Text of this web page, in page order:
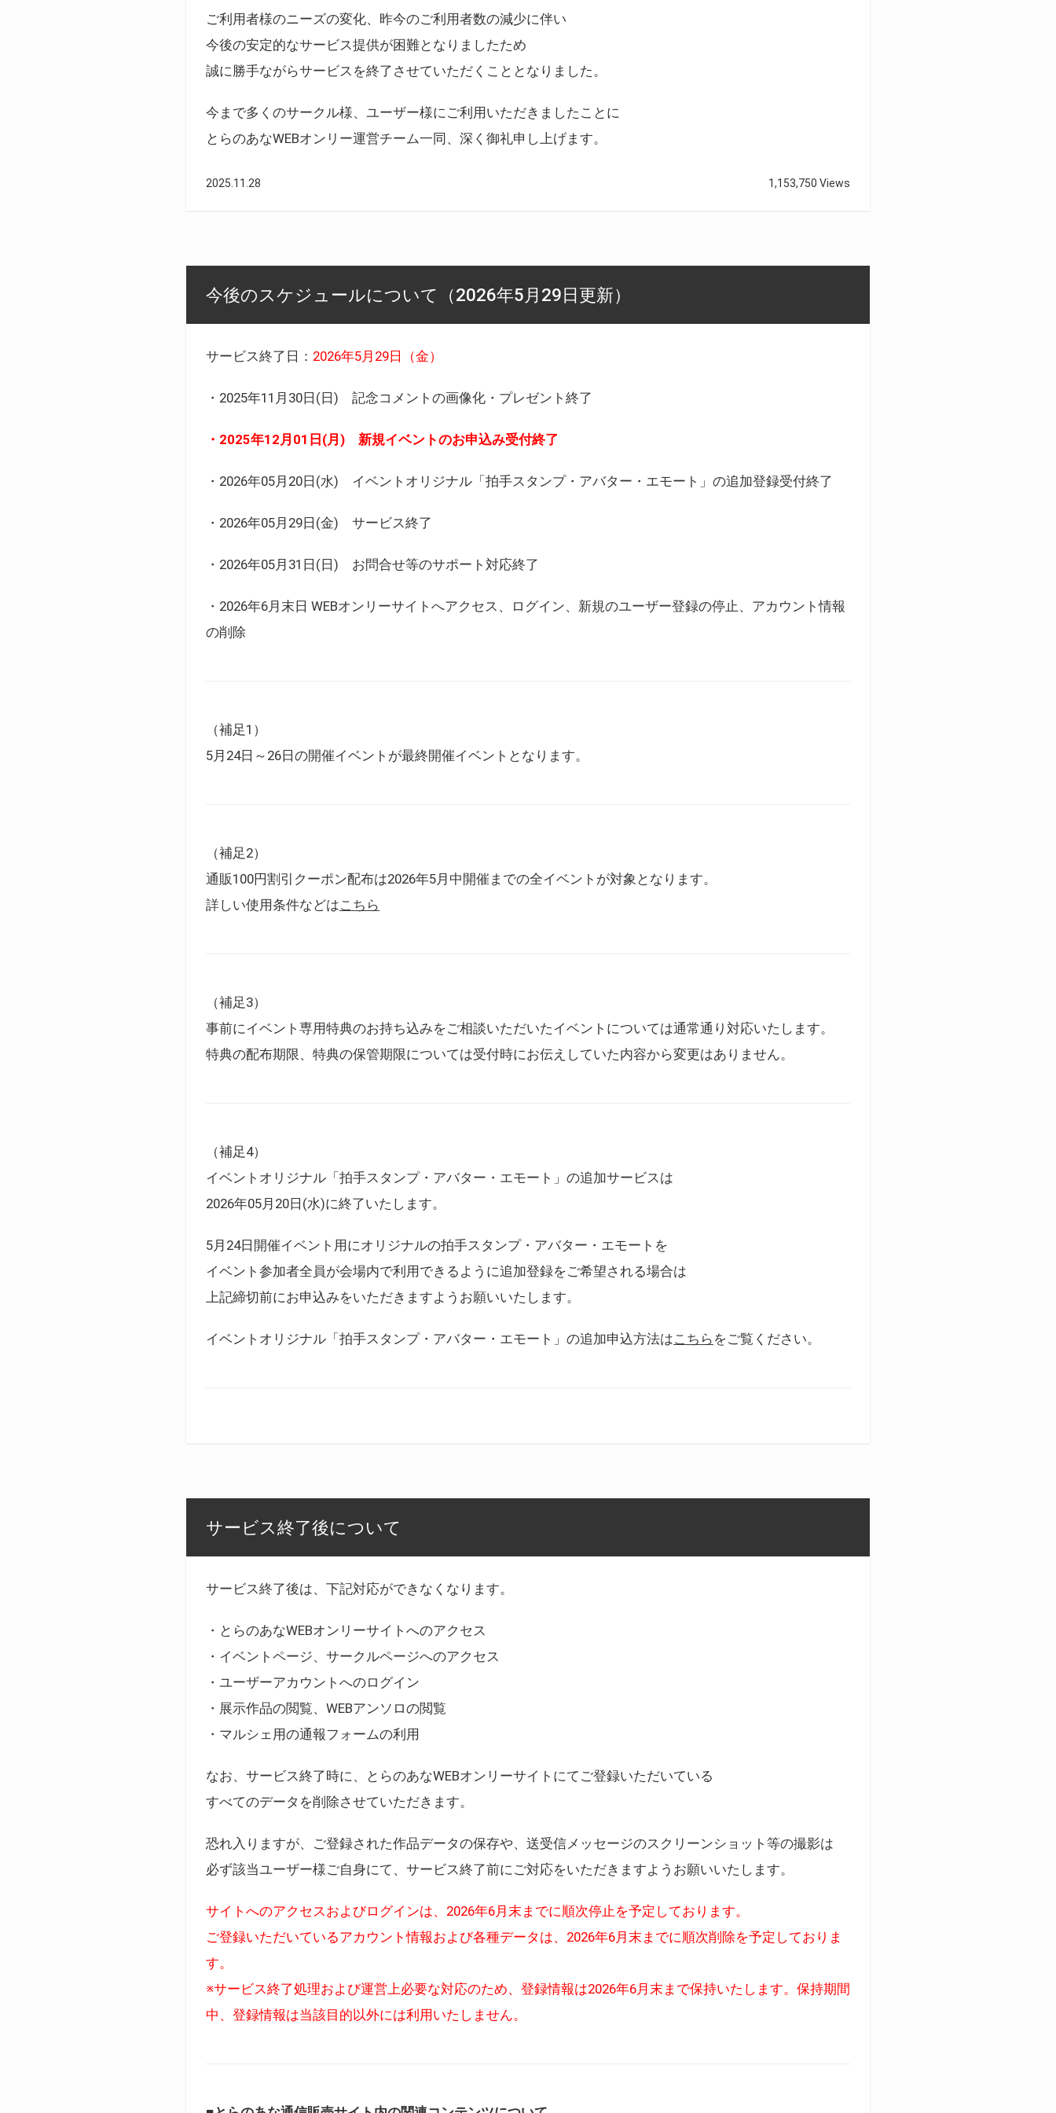
ご利用者様のニーズの変化、昨今のご利用者数の減少に伴い
今後の安定的なサービス提供が困難となりましたため
誠に勝手ながらサービスを終了させていただくこととなりました。
今まで多くのサークル様、ユーザー様にご利用いただきましたことに
とらのあなWEBオンリー運営チーム一同、深く御礼申し上げます。
2025.11.28 1,153,750 Views
今後のスケジュールについて（2026年5月29日更新）
サービス終了日： 2026年5月29日（金）
・2025年11月30日(日) 記念コメントの画像化・プレゼント終了
・2025年12月01日(月) 新規イベントのお申込み受付終了
・2026年05月20日(水) イベントオリジナル「拍手スタンプ・アバター・エモート」の追加登録受付終了
・2026年05月29日(金) サービス終了
・2026年05月31日(日) お問合せ等のサポート対応終了
・2026年6月末日 WEBオンリーサイトへアクセス、ログイン、新規のユーザー登録の停止、アカウント情報
の削除
（補足1）
5月24日～26日の開催イベントが最終開催イベントとなります。
（補足2）
通販100円割引クーポン配布は2026年5月中開催までの全イベントが対象となります。
詳しい使用条件などはこちら
（補足3）
事前にイベント専用特典のお持ち込みをご相談いただいたイベントについては通常通り対応いたします。
特典の配布期限、特典の保管期限については受付時にお伝えしていた内容から変更はありません。
（補足4）
イベントオリジナル「拍手スタンプ・アバター・エモート」の追加サービスは
2026年05月20日(水)に終了いたします。
5月24日開催イベント用にオリジナルの拍手スタンプ・アバター・エモートを
イベント参加者全員が会場内で利用できるように追加登録をご希望される場合は
上記締切前にお申込みをいただきますようお願いいたします。
イベントオリジナル「拍手スタンプ・アバター・エモート」の追加申込方法はこちら をご覧ください。
サービス終了後について
サービス終了後は、下記対応ができなくなります。
・とらのあなWEBオンリーサイトへのアクセス
・イベントページ、サークルページへのアクセス
・ユーザーアカウントへのログイン
・展示作品の閲覧、WEBアンソロの閲覧
・マルシェ用の通報フォームの利用
なお、サービス終了時に、とらのあなWEBオンリーサイトにてご登録いただいている
すべてのデータを削除させていただきます。
恐れ入りますが、ご登録された作品データの保存や、送受信メッセージのスクリーンショット等の撮影は
必ず該当ユーザー様ご自身にて、サービス終了前にご対応をいただきますようお願いいたします。
サイトへのアクセスおよびログインは、2026年6月末までに順次停止を予定しております。
ご登録いただいているアカウント情報および各種データは、2026年6月末までに順次削除を予定しておりま
す。
※サービス終了処理および運営上必要な対応のため、登録情報は2026年6月末まで保持いたします。保持期間
中、登録情報は当該目的以外には利用いたしません。